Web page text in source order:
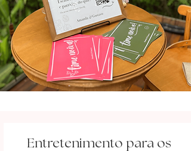
Entretenimento para os